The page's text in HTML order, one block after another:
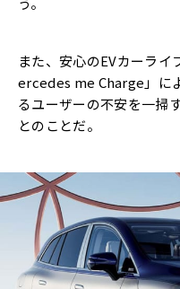
また、安心のEVカーラ
ercedes me Charge」に
るユーザーの不安を一掃
とのことだ。